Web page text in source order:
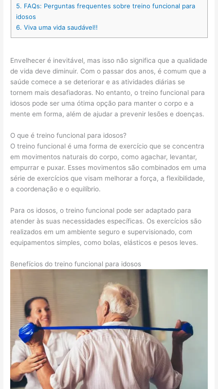
5. FAQs: Perguntas frequentes sobre treino funcional para
idosos
6. Viva uma vida saudável!!
Envelhecer é inevitável, mas isso não significa que a qualidade
de vida deve diminuir. Com o passar dos anos, é comum que a
saúde comece a se deteriorar e as atividades diárias se
tornem mais desafiadoras. No entanto, o treino funcional para
idosos pode ser uma ótima opção para manter o corpo e a
mente em forma, além de ajudar a prevenir lesões e doenças.
O que é treino funcional para idosos?
O treino funcional é uma forma de exercício que se concentra
em movimentos naturais do corpo, como agachar, levantar,
empurrar e puxar. Esses movimentos são combinados em uma
série de exercícios que visam melhorar a força, a flexibilidade,
a coordenação e o equilíbrio.
Para os idosos, o treino funcional pode ser adaptado para
atender às suas necessidades específicas. Os exercícios são
realizados em um ambiente seguro e supervisionado, com
equipamentos simples, como bolas, elásticos e pesos leves.
Benefícios do treino funcional para idosos